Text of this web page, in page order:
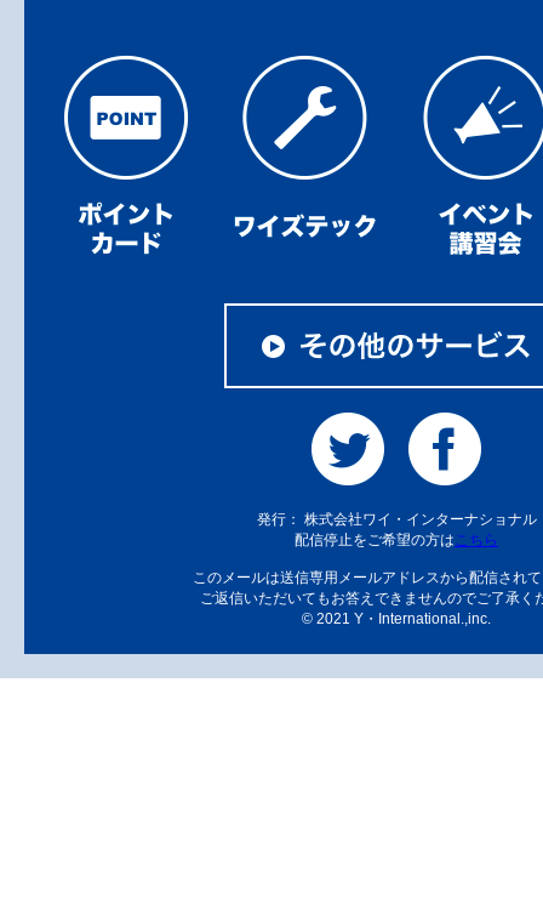
発行： 株式会社ワイ・インターナショナル
配信停止をご希望の方はこちら
このメールは送信専用メールアドレスから配信され
ご返信いただいてもお答えできませんのでご了承く
© 2021 Y・International.,inc.